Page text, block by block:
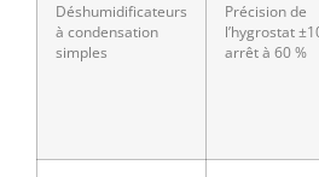
Déshumidificateurs
à condensation
simples
Précision de
l’hygrostat
arrêt à 60 %